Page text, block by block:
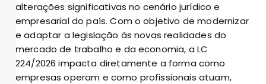
alterações significativas no cenário jurídico e
empresarial do país. Com o objetivo de modernizar
e adaptar a legislação às novas realidades do
mercado de trabalho e da economia, a LC
224/2026 impacta diretamente a forma como
empresas operam e como profissionais atuam,